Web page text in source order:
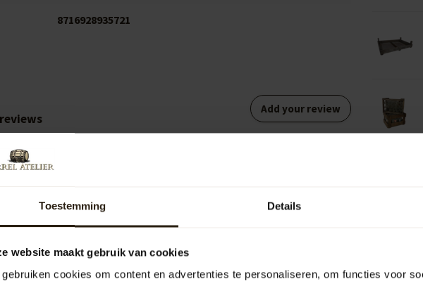
Toestemming Details
website maakt gebruik van cookies
gebruiken cookies om content en advertenties te personaliseren, om functies voor
8716928935721
reviews
Add your review